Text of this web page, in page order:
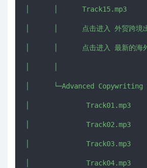
│      │      Track15.mp3
│      │      点击进入 外贸跨境出
│      │      点击进入 最新的海外
│      └─Advanced Copywriting
│              Track01.mp3
│              Track02.mp3
│              Track03.mp3
│              Track04.mp3